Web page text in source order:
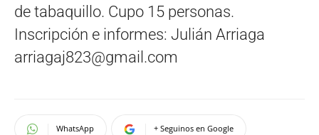
de tabaquillo. Cupo 15 personas.
Inscripción e informes: Julián Arriaga
arriagaj823@gmail.com
WhatsApp + Seguinos en Google